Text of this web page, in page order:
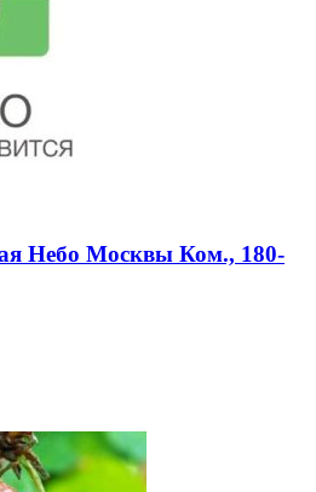
Небо Москвы Ком., 180-